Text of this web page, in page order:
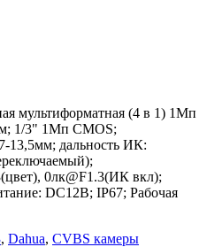
мультиформатная (4 в 1) 1Мп
1/3" 1Mп CMOS;
13,5мм; дальность ИК:
0лк@F1.3(ИК вкл);
DC12В; IP67; Рабочая
, Dahua, CVBS камеры